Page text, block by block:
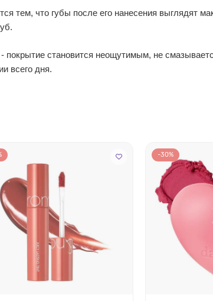
тем, что губы после его нанесения выглядят
покрытие становится неощутимым, не
всего дня.
-30%